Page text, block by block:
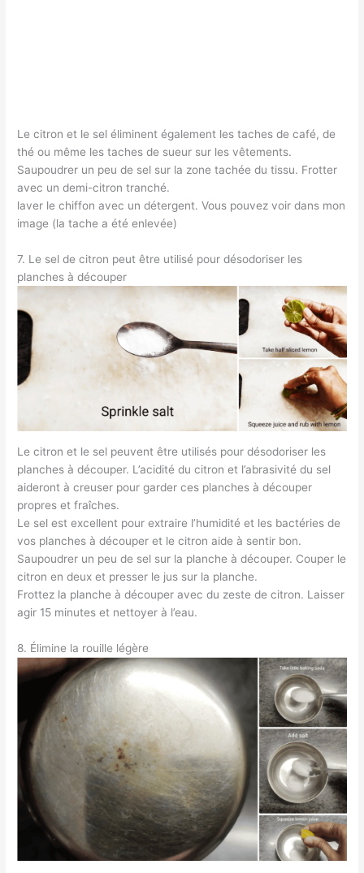
Le citron et le sel éliminent également les taches de café, de
thé ou même les taches de sueur sur les vêtements.
Saupoudrer un peu de sel sur la zone tachée du tissu. Frotter
avec un demi-citron tranché.
laver le chiffon avec un détergent. Vous pouvez voir dans mon
image (la tache a été enlevée)
7. Le sel de citron peut être utilisé pour désodoriser les
planches à découper
Le citron et le sel peuvent être utilisés pour désodoriser les
planches à découper. L’acidité du citron et l’abrasivité du sel
aideront à creuser pour garder ces planches à découper
propres et fraîches.
Le sel est excellent pour extraire l’humidité et les bactéries de
vos planches à découper et le citron aide à sentir bon.
Saupoudrer un peu de sel sur la planche à découper. Couper le
citron en deux et presser le jus sur la planche.
Frottez la planche à découper avec du zeste de citron. Laisser
agir 15 minutes et nettoyer à l’eau.
8. Élimine la rouille légère